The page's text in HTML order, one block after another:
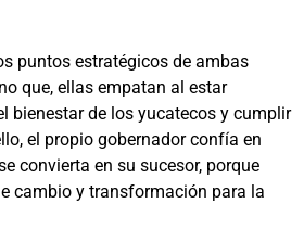
puntos estratégicos de ambas
que, ellas empatan al estar
bienestar de los yucatecos y cumplir
el propio gobernador confía en
convierta en su sucesor, porque
cambio y transformación para la